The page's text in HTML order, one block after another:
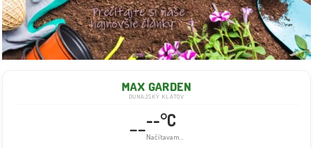
MAX GARDEN
DUNAJSKÝ KLÁTOV
----°C
Načítavam...